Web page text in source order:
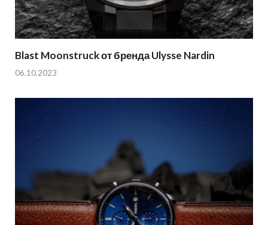
Blast Moonstruck от бренда Ulysse Nardin
06.10.2023